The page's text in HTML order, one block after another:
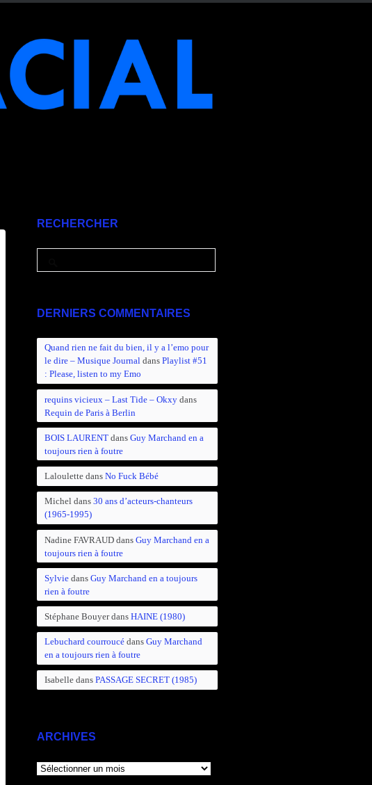
RECHERCHER
DERNIERS COMMENTAIRES
Quand rien ne fait du bien, il y a l’emo pour
le dire – Musique Journaldans Playlist #51
: Please, listen to my Emo
requins vicieux – Last Tide – Okxydans
Requin de Paris à Berlin
BOIS LAURENTdans Guy Marchand en a
toujours rien à foutre
Laloulettedans No Fuck Bébé
Micheldans 30 ans d’acteurs-chanteurs
(1965-1995)
Nadine FAVRAUDdans Guy Marchand en a
toujours rien à foutre
Sylviedans Guy Marchand en a toujours
rien à foutre
Stéphane Bouyerdans HAINE (1980)
Lebuchard courroucédans Guy Marchand
en a toujours rien à foutre
Isabelledans PASSAGE SECRET (1985)
ARCHIVES
ARCHIVES